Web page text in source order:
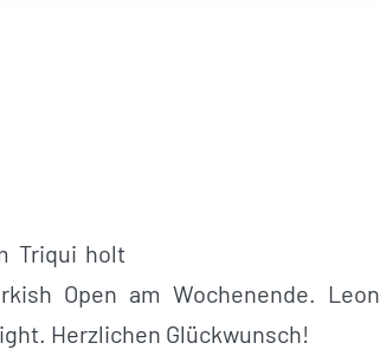
Triqui holt
Open am Wochenende. Leon
Herzlichen Glückwunsch!